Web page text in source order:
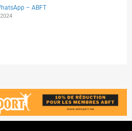
– ABFT